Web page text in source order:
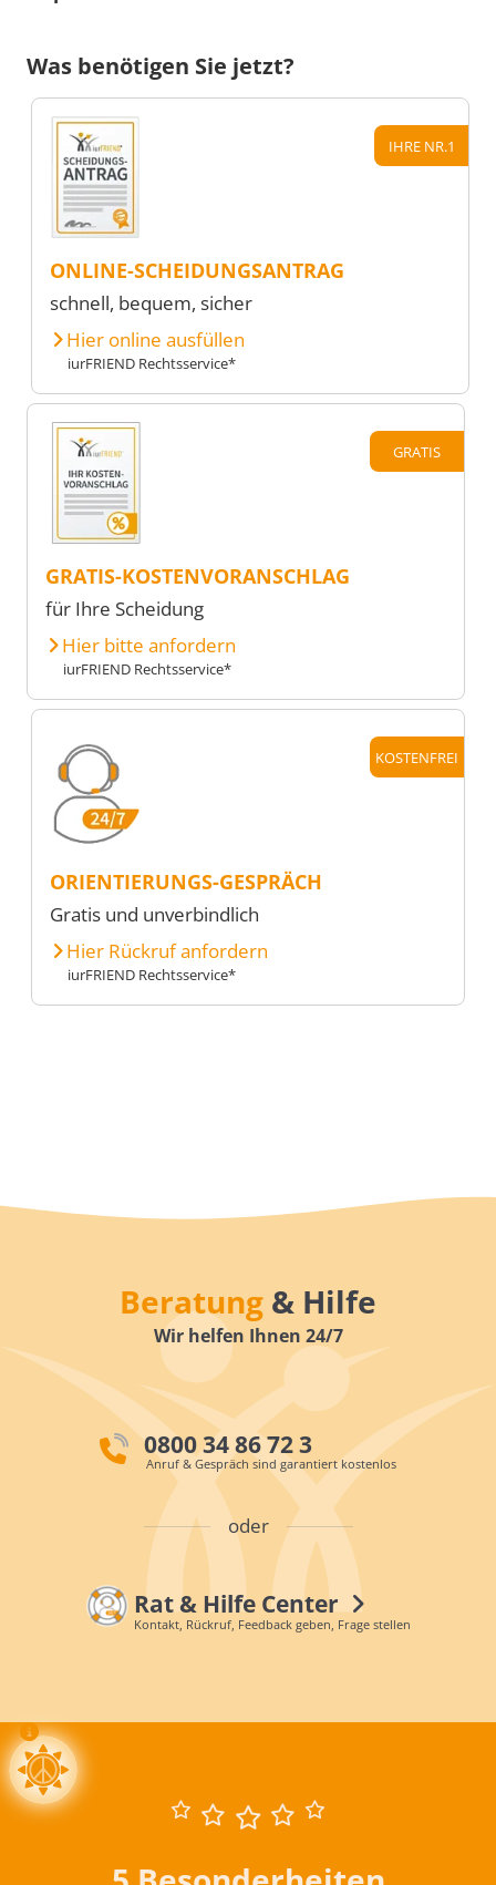
Was benötigen Sie jetzt?
IHRE NR.1
ONLINE-SCHEIDUNGSANTRAG
schnell, bequem, sicher
Hier online ausfüllen
iurFRIEND Rechtsservice*
GRATIS
GRATIS-KOSTENVORANSCHLAG
für Ihre Scheidung
Hier bitte anfordern
iurFRIEND Rechtsservice*
KOSTENFREI
ORIENTIERUNGS-GESPRÄCH
Gratis und unverbindlich
Hier Rückruf anfordern
iurFRIEND Rechtsservice*
Beratung & Hilfe
Wir helfen Ihnen 24/7
0800 34 86 72 3
Anruf & Gespräch sind garantiert kostenlos
oder
Rat & Hilfe Center
Kontakt, Rückruf, Feedback geben, Frage stellen